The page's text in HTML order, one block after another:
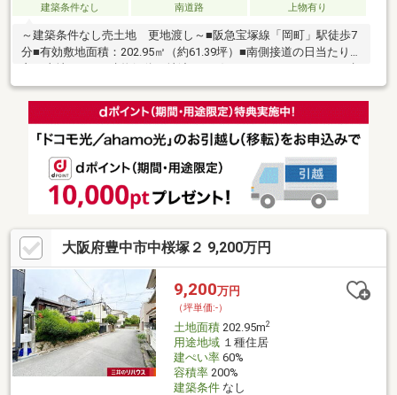
建築条件なし 南道路 上物有り
～建築条件なし売土地 更地渡し～■阪急宝塚線「岡町」駅徒歩7
分■有効敷地面積：202.95㎡（約61.39坪）■南側接道の日当たりの
築可能です。＼周辺施設／・桜塚小学校・・・徒歩7分（560
ｍ）・第三中学校・・・徒歩10分（800ｍ）・ライフ岡町
店・・・徒歩4分（320ｍ）・コープ桜塚・・・徒歩7分（560
ｍ）・大門公園・・・徒歩4分（320ｍ）・大塚公園・・・徒歩7
オンライン相談対応！平日特典！北摂・阪神間の物件はほぼ全て
ご紹介可能！
大阪府豊中市中桜塚２ 9,200万円
9,200万円
（坪単価:-）
土地面積202.95m2
用途地域１種住居
建ぺい率60%
容積率200%
建築条件なし